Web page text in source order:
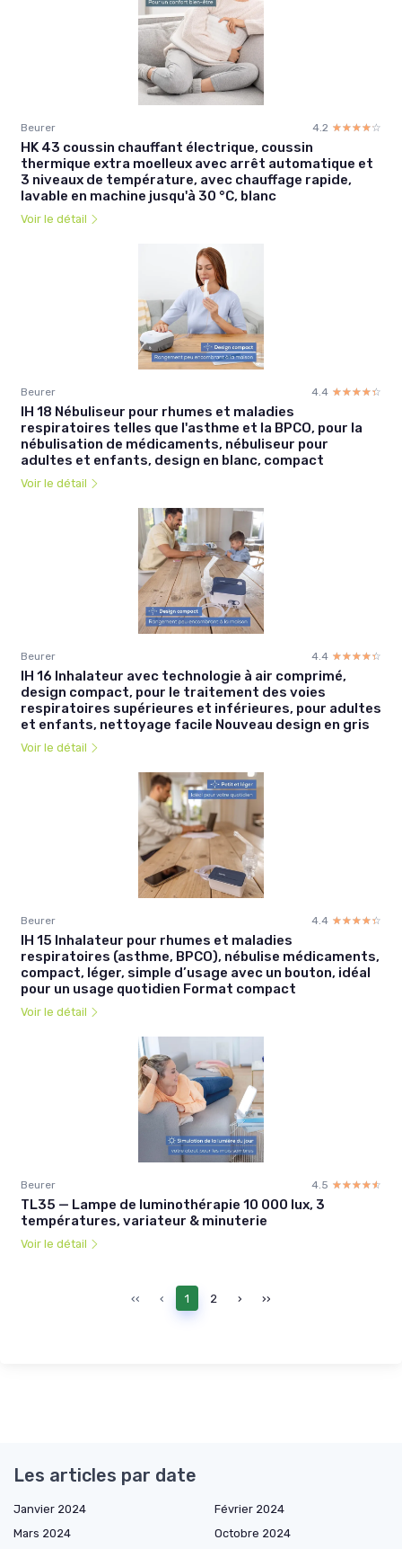
Beurer 4.2 ☆☆☆☆☆
★★★★★
HK 43 coussin chauffant électrique, coussin
thermique extra moelleux avec arrêt automatique et
3 niveaux de température, avec chauffage rapide,
lavable en machine jusqu'à 30 °C, blanc
Voir le détail
Beurer 4.4 ☆☆☆☆☆
★★★★★
IH 18 Nébuliseur pour rhumes et maladies
respiratoires telles que l'asthme et la BPCO, pour la
nébulisation de médicaments, nébuliseur pour
adultes et enfants, design en blanc, compact
Voir le détail
Beurer 4.4 ☆☆☆☆☆
★★★★★
IH 16 Inhalateur avec technologie à air comprimé,
design compact, pour le traitement des voies
respiratoires supérieures et inférieures, pour adultes
et enfants, nettoyage facile Nouveau design en gris
Voir le détail
Beurer 4.4 ☆☆☆☆☆
★★★★★
IH 15 Inhalateur pour rhumes et maladies
respiratoires (asthme, BPCO), nébulise médicaments,
compact, léger, simple d’usage avec un bouton, idéal
pour un usage quotidien Format compact
Voir le détail
Beurer 4.5 ☆☆☆☆☆
★★★★★
TL35 — Lampe de luminothérapie 10 000 lux, 3
températures, variateur & minuterie
Voir le détail
‹‹ ‹ 1 2 › ››
Les articles par date
Janvier 2024
Février 2024
Mars 2024
Octobre 2024